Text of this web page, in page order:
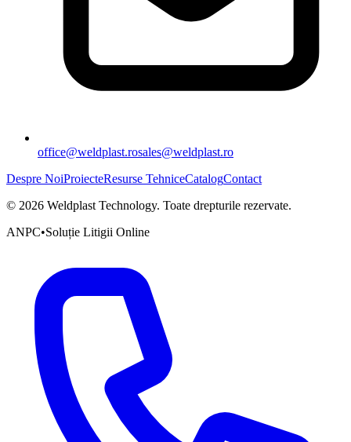
office@weldplast.rosales@weldplast.ro
Despre NoiProiecteResurse TehniceCatalogContact
© 2026 Weldplast Technology. Toate drepturile rezervate.
ANPC•Soluție Litigii Online